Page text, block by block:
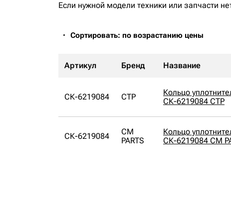
Если нужной модели техники или запчасти
Сортировать: по возрастанию цены
Артикул Бренд Название
СК-6219084 CTP
Кольцо
СК-6219084 CTP
СК-6219084
CM
PARTS
Кольцо
СК-6219084 CM